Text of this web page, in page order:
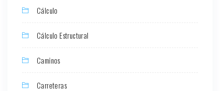
Cálculo
Cálculo Estructural
Caminos
Carreteras